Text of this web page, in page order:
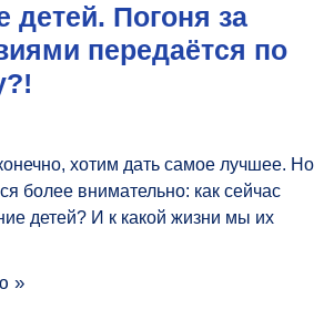
детей. Погоня за
передаётся по
хотим дать самое лучшее. Но
более внимательно: как сейчас
детей? И к какой жизни мы их
»